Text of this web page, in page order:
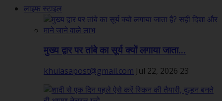
लाइफ स्टाइल
मुख्य द्वार पर तांबे का सूर्य क्यों लगाया जाता...
khulasapost@gmail.com Jul 22, 2026 23